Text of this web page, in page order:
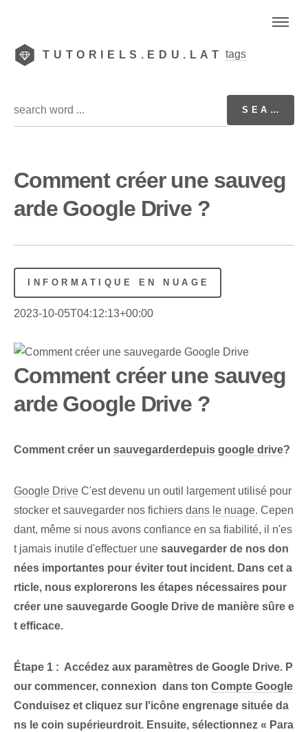
TUTORIELS.EDU.LAT tags
Comment créer une sauveg
arde Google Drive ?
INFORMATIQUE EN NUAGE
2023-10-05T04:12:13+00:00
Comment créer une sauveg
arde Google Drive ?
Comment créer un sauvegarderdepuis google drive?
Google Drive C'est devenu un outil largement utilisé pour
stocker et sauvegarder nos fichiers dans le nuage. Cepen
dant, même si nous avons confiance en sa fiabilité, il n'es
t jamais inutile d'effectuer une sauvegarder de nos don
nées importantes pour éviter tout incident. Dans cet a
rticle, nous explorerons les étapes nécessaires pour
créer une sauvegarde Google Drive de manière sûre e
t efficace.
Étape 1 : ‍ Accédez aux paramètres de Google Drive. P
our commencer, connexion ⁤ dans ton Compte Google
Conduisez​ et cliquez sur l'icône ⁣engrenage⁢ située da
ns le coin supérieur⁤droit. Ensuite, sélectionnez « Para